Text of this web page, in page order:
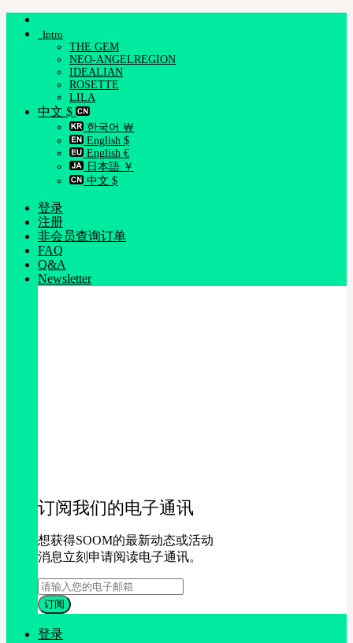
Intro
THE GEM
NEO-ANGELREGION
IDEALIAN
ROSETTE
LILA
中文 $
한국어 ￦
English $
English €
日本語 ￥
中文 $
登录
注册
非会员查询订单
FAQ
Q&A
Newsletter
订阅我们的电子通讯
想获得SOOM的最新动态或活动
消息立刻申请阅读电子通讯。
登录